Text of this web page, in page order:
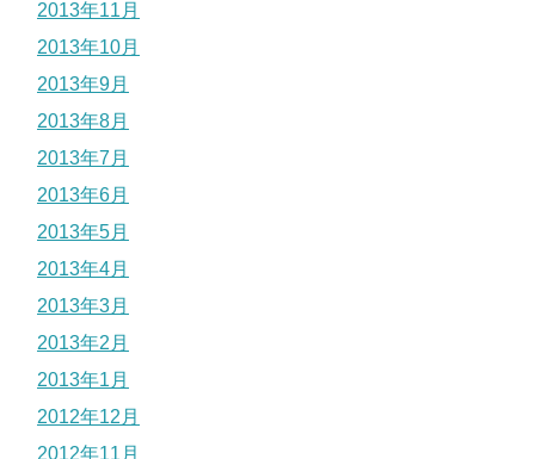
2013年11月
2013年10月
2013年9月
2013年8月
2013年7月
2013年6月
2013年5月
2013年4月
2013年3月
2013年2月
2013年1月
2012年12月
2012年11月